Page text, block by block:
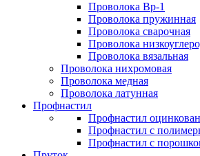
Проволока Вр-1
Проволока пружинная
Проволока сварочная
Проволока
Проволока вязальная
Проволока нихромовая
Проволока медная
Проволока латунная
Профнастил
Профнастил
Профнастил с
Профнастил с